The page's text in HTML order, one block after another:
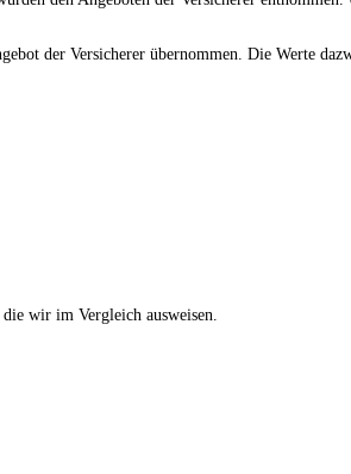
der Versicherer übernommen. Die Werte
wir im Vergleich ausweisen.